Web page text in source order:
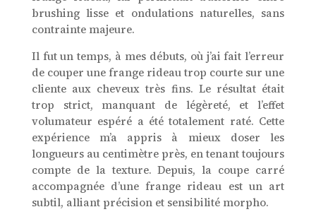
brushing lisse et ondulations naturelles, sans
contrainte majeure.
Il fut un temps, à mes débuts, où j’ai fait l’erreur
de couper une frange rideau trop courte sur une
cliente aux cheveux très fins. Le résultat était
trop strict, manquant de légèreté, et l’effet
volumateur espéré a été totalement raté. Cette
expérience m’a appris à mieux doser les
longueurs au centimètre près, en tenant toujours
compte de la texture. Depuis, la coupe carré
accompagnée d’une frange rideau est un art
subtil, alliant précision et sensibilité morpho.